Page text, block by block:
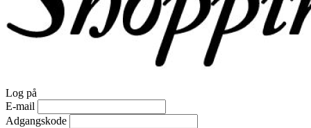
Log på
E-mail
Adgangskode